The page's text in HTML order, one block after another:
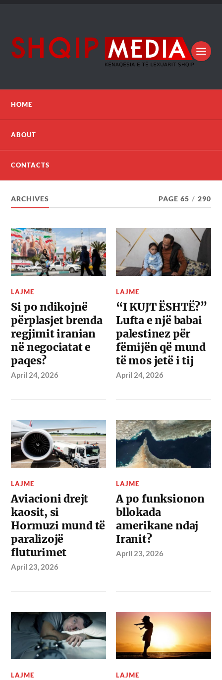
HOME
ABOUT
CONTACTS
ARCHIVES PAGE 65 / 290
LAJME
Si po ndikojnë
përplasjet brenda
regjimit iranian
në negociatat e
paqes?
April 24, 2026
LAJME
“I KUJT ËSHTË?”
Lufta e një babai
palestinez për
fëmijën që mund
të mos jetë i tij
April 24, 2026
LAJME
Aviacioni drejt
kaosit, si
Hormuzi mund të
paralizojë
fluturimet
April 23, 2026
LAJME
A po funksionon
bllokada
amerikane ndaj
Iranit?
April 23, 2026
LAJME LAJME